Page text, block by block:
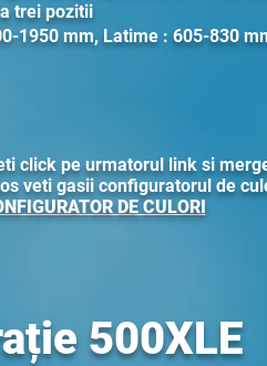
trei pozitii
1950 mm, Latime : 605-830
click pe urmatorul link si
veti gasii configuratorul de
DE CULORI
500XLE